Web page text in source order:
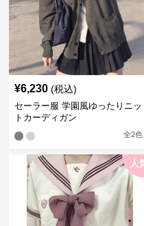
¥6,230 (税込)
セーラー服 学園風ゆったりニッ
トカーディガン
全2色
人